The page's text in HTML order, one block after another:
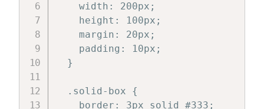
    width: 200px;
    height: 100px;
    margin: 20px;
    padding: 10px;
  }
  .solid-box {
    border: 3px solid #333;